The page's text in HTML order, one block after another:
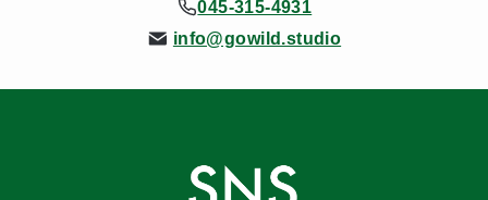
045-315-4931
info@gowild.studio